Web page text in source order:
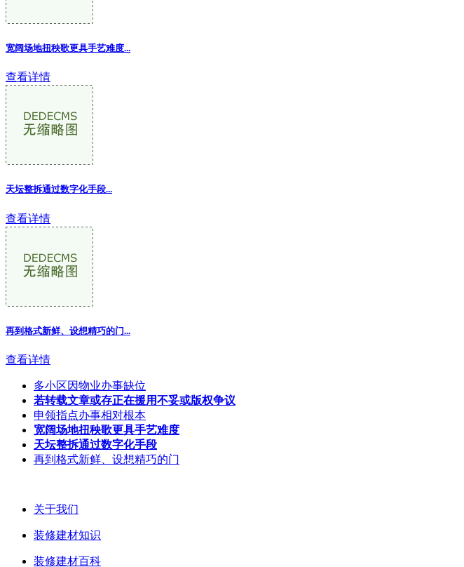
宽阔场地扭秧歌更具手艺难度...
查看详情
天坛整拆通过数字化手段...
查看详情
再到格式新鲜、设想精巧的门...
查看详情
多小区因物业办事缺位
若转载文章或存正在援用不妥或版权争议
申领指点办事相对根本
宽阔场地扭秧歌更具手艺难度
天坛整拆通过数字化手段
再到格式新鲜、设想精巧的门
关于我们
装修建材知识
装修建材百科